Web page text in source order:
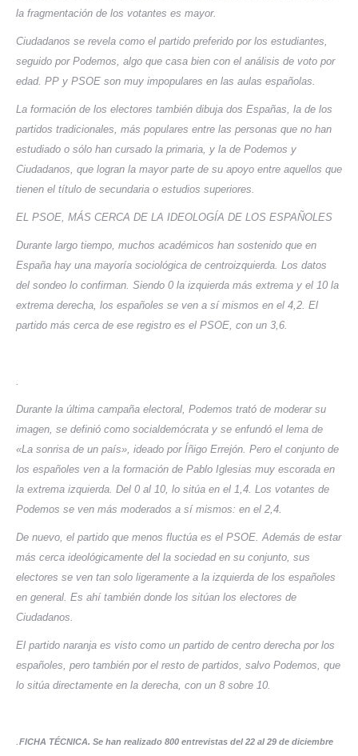
la fragmentación de los votantes es mayor.
Ciudadanos se revela como el partido preferido por los estudiantes,
seguido por Podemos, algo que casa bien con el análisis de voto por
edad. PP y PSOE son muy impopulares en las aulas españolas.
La formación de los electores también dibuja dos Españas, la de los
partidos tradicionales, más populares entre las personas que no han
estudiado o sólo han cursado la primaria, y la de Podemos y
Ciudadanos, que logran la mayor parte de su apoyo entre aquellos que
tienen el título de secundaria o estudios superiores.
EL PSOE, MÁS CERCA DE LA IDEOLOGÍA DE LOS ESPAÑOLES
Durante largo tiempo, muchos académicos han sostenido que en
España hay una mayoría sociológica de centroizquierda. Los datos
del sondeo lo confirman. Siendo 0 la izquierda más extrema y el 10 la
extrema derecha, los españoles se ven a sí mismos en el 4,2. El
partido más cerca de ese registro es el PSOE, con un 3,6.
.
Durante la última campaña electoral, Podemos trató de moderar su
imagen, se definió como socialdemócrata y se enfundó el lema de
«La sonrisa de un país», ideado por Íñigo Errejón. Pero el conjunto de
los españoles ven a la formación de Pablo Iglesias muy escorada en
la extrema izquierda. Del 0 al 10, lo sitúa en el 1,4. Los votantes de
Podemos se ven más moderados a sí mismos: en el 2,4.
De nuevo, el partido que menos fluctúa es el PSOE. Además de estar
más cerca ideológicamente del la sociedad en su conjunto, sus
electores se ven tan solo ligeramente a la izquierda de los españoles
en general. Es ahí también donde los sitúan los electores de
Ciudadanos.
El partido naranja es visto como un partido de centro derecha por los
españoles, pero también por el resto de partidos, salvo Podemos, que
lo sitúa directamente en la derecha, con un 8 sobre 10.
.FICHA TÉCNICA. Se han realizado 800 entrevistas del 22 al 29 de diciembre